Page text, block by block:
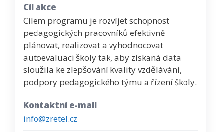
Cíl akce
Cílem programu je rozvíjet schopnost
pedagogických pracovníků efektivně
plánovat, realizovat a vyhodnocovat
autoevaluaci školy tak, aby získaná data
sloužila ke zlepšování kvality vzdělávání,
podpory pedagogického týmu a řízení školy.
Kontaktní e-mail
info@zretel.cz